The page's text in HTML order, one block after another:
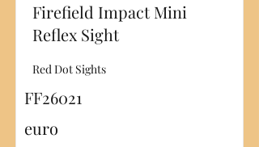
Firefield Impact Mini
Reflex Sight
Red Dot Sights
FF26021
euro